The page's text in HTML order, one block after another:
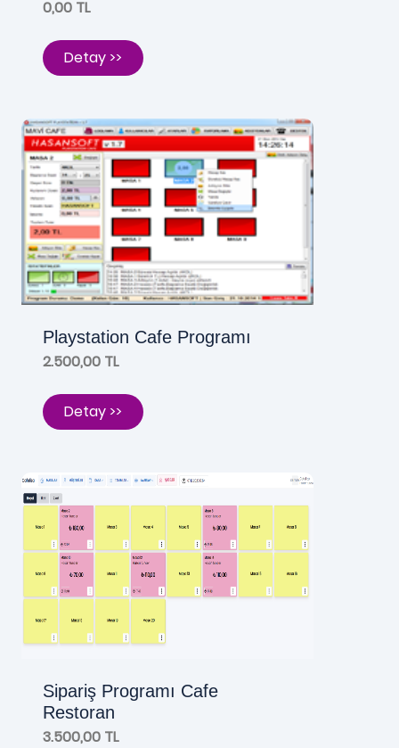
0,00 TL
Detay >>
Playstation Cafe Programı
2.500,00 TL
Detay >>
Sipariş Programı Cafe
Restoran
3.500,00 TL